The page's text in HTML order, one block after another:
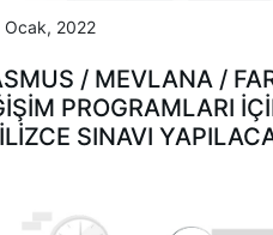
Ocak, 2022
/ MEVLANA /
PROGRAMLARI
SINAVI